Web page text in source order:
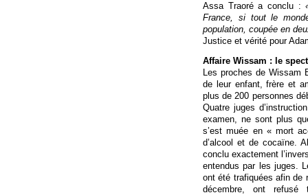
Assa Traoré a conclu :
France, si tout le
population, coupée en
Justice et vérité pour
Affaire Wissam : le
Les proches de Wissam
de leur enfant, frère et
plus de 200 personnes
Quatre juges
examen, ne sont plus
s’est muée en « mort
d’alcool et de cocaïne.
conclu exactement
entendus par les juges.
ont été trafiquées afin de
décembre, ont refusé